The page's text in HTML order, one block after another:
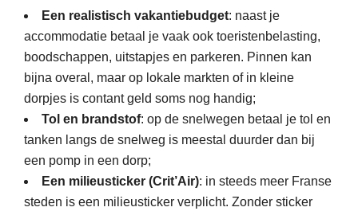
Een realistisch vakantiebudget: naast je
accommodatie betaal je vaak ook toeristenbelasting,
boodschappen, uitstapjes en parkeren. Pinnen kan
bijna overal, maar op lokale markten of in kleine
dorpjes is contant geld soms nog handig;
Tol en brandstof: op de snelwegen betaal je tol en
tanken langs de snelweg is meestal duurder dan bij
een pomp in een dorp;
Een milieusticker (Crit’Air): in steeds meer Franse
steden is een milieusticker verplicht. Zonder sticker